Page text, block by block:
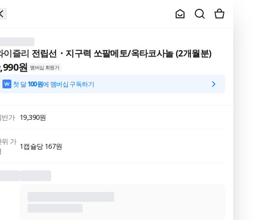
이즐리 전립선・지구력 쏘팔메토/옥타코사놀 (2개월분)
원 멤버십 회원가
첫 달100원에 멤버십 구독하기
반가 19,390원
위 가
1캡슐당 167원